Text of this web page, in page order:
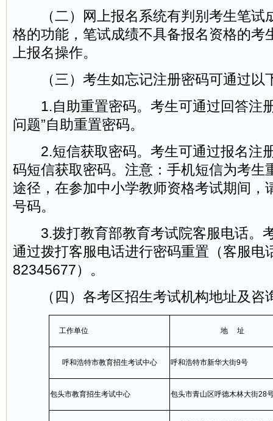
（二）网上报名系统有判别考生笔试
格的功能，笔试成绩不具备报名资格的考
上报名操作。
（三）考生如忘记注册密码可通过以
1.自助重置密码。考生可通过回答注
问题”自助重置密码。
2.短信获取密码。考生可通过报名注
码短信获取密码。注意：手机短信为考生
途径，在参加中小学教师资格考试期间，
号码。
3.拨打教育部教育考试院客服电话。
通过拨打客服电话进行密码重置（客服电
82345677）。
（四）各考区招生考试机构地址及咨
工作单位 地 址
呼和浩特市教育招生考试中心 呼和浩特市新华大街9号
包头市教育招生考试中心 包头市青山区呼德木林大街28